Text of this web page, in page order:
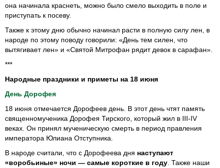
она начинала краснеть, можно было смело выходить в поле и
приступать к посеву.
Также к этому дню обычно начинал расти в полную силу лен, в
народе по этому поводу говорили: «День тем силен, что
вытягивает лен» и «Святой Митрофан рядит девок в сарафан».
***
Народные праздники и приметы на 18 июня
День Дорофея
18 июня отмечается Дорофеев день. В этот день чтят память
священномученика Дорофея Тирского, который жил в III-IV
веках. Он принял мученическую смерть в период правления
императора Юлиана Отступника.
В народе считали, что с Дорофеева дня наступают
«воробьиные» ночи — самые короткие в году . Также наши